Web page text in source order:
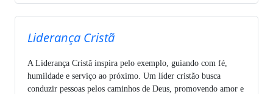
Liderança Cristã
A Liderança Cristã inspira pelo exemplo, guiando com fé,
humildade e serviço ao próximo. Um líder cristão busca
conduzir pessoas pelos caminhos de Deus, promovendo amor e